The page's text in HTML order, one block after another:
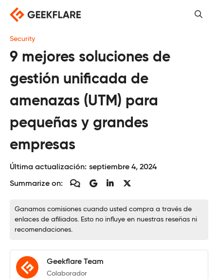
Saltar
contenido
Security
9 mejores soluciones de
gestión unificada de
amenazas (UTM) para
pequeñas y grandes
empresas
Última actualización: septiembre 4, 2024
Summarize on:
Ganamos comisiones cuando usted compra a través de
enlaces de afiliados. Esto no influye en nuestras reseñas ni
recomendaciones.
Geekflare Team
Colaborador